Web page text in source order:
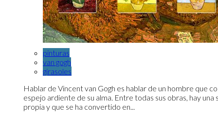
pinturas
van gogh
girasoles
Hablar de Vincent van Gogh es hablar de un hombre que
espejo ardiente de su alma. Entre todas sus obras, hay una
propia y que se ha convertido en...